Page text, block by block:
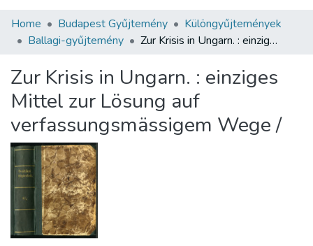
Communities & Collections
Statistics
About us
Home Budapest Gyűjtemény
Különgyűjtemények
Ballagi-gyűjtemény
Zur Krisis in Ungarn. : einziges Mittel zur Lösung auf verfassungsmässigem Wege /
Zur Krisis in Ungarn. : einziges
Mittel zur Lösung auf
verfassungsmässigem Wege /